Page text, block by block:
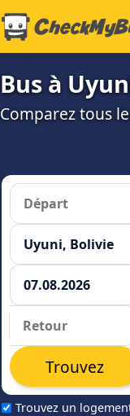
Bus à
Comparez tous
Trouvez un
Trouvez